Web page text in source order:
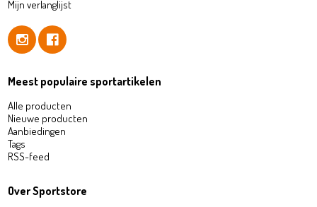
Mijn verlanglijst
Meest populaire sportartikelen
Alle producten
Nieuwe producten
Aanbiedingen
Tags
RSS-feed
Over Sportstore